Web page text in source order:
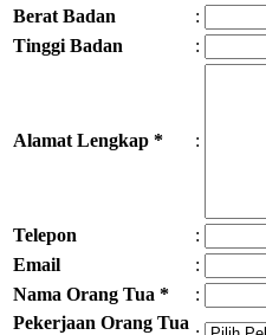
Berat Badan
:
Tinggi Badan
:
Alamat Lengkap * :
Telepon
:
Email
:
Nama Orang Tua *
:
Pekerjaan Orang Tua